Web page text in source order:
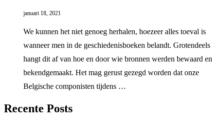
januari 18, 2021
We kunnen het niet genoeg herhalen, hoezeer alles toeval is
wanneer men in de geschiedenisboeken belandt. Grotendeels
hangt dit af van hoe en door wie bronnen werden bewaard en
bekendgemaakt. Het mag gerust gezegd worden dat onze
Belgische componisten tijdens …
Recente Posts